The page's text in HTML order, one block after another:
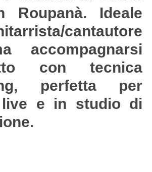
Roupanà. Ideale
cantautore
accompagnarsi
con tecnica
perfetta per
live e in studio di